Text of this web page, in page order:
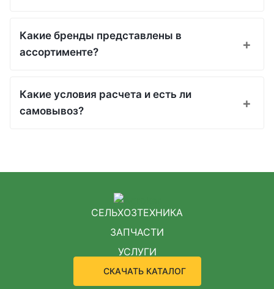
Какие бренды представлены в
ассортименте?
Какие условия расчета и есть ли
самовывоз?
СЕЛЬХОЗТЕХНИКА
ЗАПЧАСТИ
УСЛУГИ
СКАЧАТЬ КАТАЛОГ